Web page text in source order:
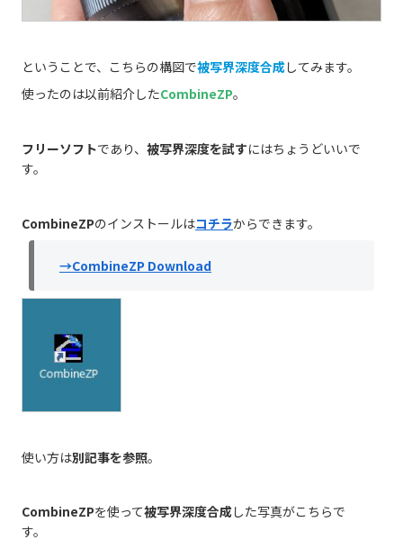
ということで、こちらの構図で被写界深度合成してみます。
使ったのは以前紹介したCombineZP。
フリーソフトであり、 被写界深度を試すにはちょうどいいで
す。
CombineZPのインストールはコチラからできます。
→CombineZP Download
使い方は別記事を参照。
CombineZPを使って被写界深度合成した写真がこちらで
す。